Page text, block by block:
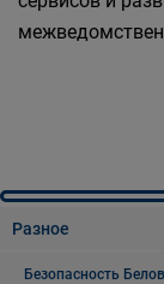
Разное
Безопасность